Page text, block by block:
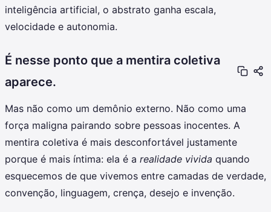
inteligência artificial, o abstrato ganha escala,
velocidade e autonomia.
É nesse ponto que a mentira coletiva
aparece.
Mas não como um demônio externo. Não como uma
força maligna pairando sobre pessoas inocentes. A
mentira coletiva é mais desconfortável justamente
porque é mais íntima: ela é a realidade vivida quando
esquecemos de que vivemos entre camadas de verdade,
convenção, linguagem, crença, desejo e invenção.